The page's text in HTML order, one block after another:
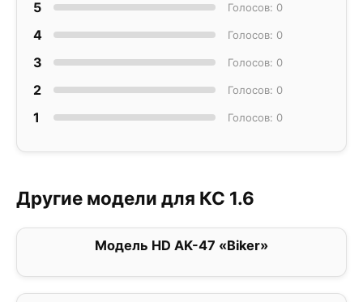
5 Голосов: 0
4 Голосов: 0
3 Голосов: 0
2 Голосов: 0
1 Голосов: 0
Другие модели для КС 1.6
Модель HD AK-47 «Biker»